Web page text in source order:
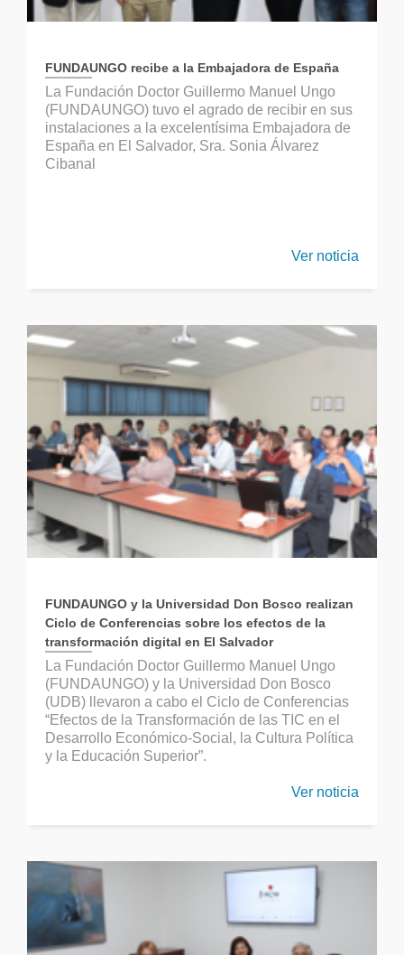
FUNDAUNGO recibe a la Embajadora de España
La Fundación Doctor Guillermo Manuel Ungo
(FUNDAUNGO) tuvo el agrado de recibir en sus
instalaciones a la excelentísima Embajadora de
España en El Salvador, Sra. Sonia Álvarez
Cibanal
Ver noticia
FUNDAUNGO y la Universidad Don Bosco realizan
Ciclo de Conferencias sobre los efectos de la
transformación digital en El Salvador
La Fundación Doctor Guillermo Manuel Ungo
(FUNDAUNGO) y la Universidad Don Bosco
(UDB) llevaron a cabo el Ciclo de Conferencias
“Efectos de la Transformación de las TIC en el
Desarrollo Económico-Social, la Cultura Política
y la Educación Superior”.
Ver noticia